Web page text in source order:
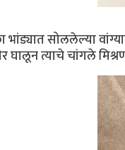
भांड्यात सोललेल्या
घालून त्याचे चांगले